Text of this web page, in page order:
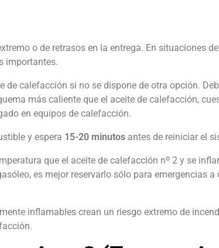
o de retrasos en la entrega. En situaciones de
importantes.
de calefacción si no se dispone de otra opción.
más caliente que el aceite de calefacción,
en equipos de calefacción.
y espera 15-20 minutos antes de reiniciar el
que el aceite de calefacción nº 2 y se
es mejor reservarlo sólo para emergencias a
inflamables crean un riesgo extremo de